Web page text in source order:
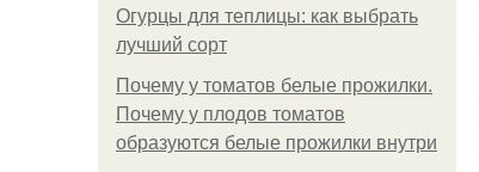
Огурцы для теплицы: как выбрать
лучший сорт
Почему у томатов белые прожилки.
Почему у плодов томатов
образуются белые прожилки внутри